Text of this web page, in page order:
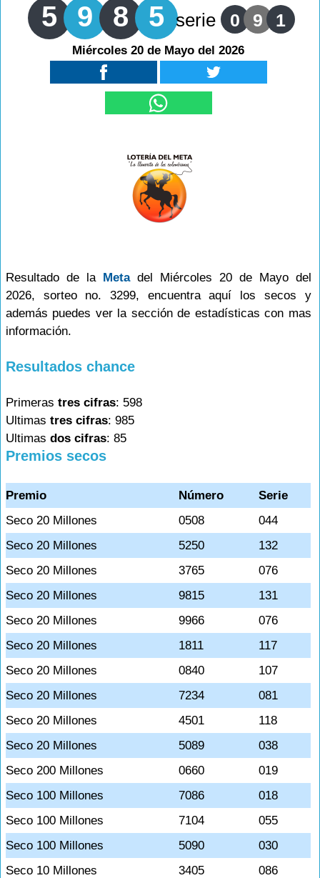
5 9 8 5 serie 0 9 1
Miércoles 20 de Mayo del 2026
Resultado de la Metadel Miércoles 20 de Mayo del
2026, sorteo no. 3299, encuentra aquí los secos y
además puedes ver la sección de estadísticas con mas
información.
Resultados chance
Primeras tres cifras: 598
Ultimas tres cifras: 985
Ultimas dos cifras: 85
Premios secos
Premio Número
Serie
Seco 20 Millones
0508
044
Seco 20 Millones
5250
132
Seco 20 Millones
3765
076
Seco 20 Millones
9815
131
Seco 20 Millones
9966
076
Seco 20 Millones
1811
117
Seco 20 Millones
0840
107
Seco 20 Millones
7234
081
Seco 20 Millones
4501
118
Seco 20 Millones
5089
038
Seco 200 Millones
0660
019
Seco 100 Millones
7086
018
Seco 100 Millones
7104
055
Seco 100 Millones
5090
030
Seco 10 Millones
3405
086